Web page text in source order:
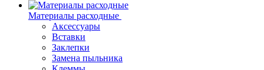
Материалы расходные
Аксессуары
Вставки
Заклепки
Замена пыльника